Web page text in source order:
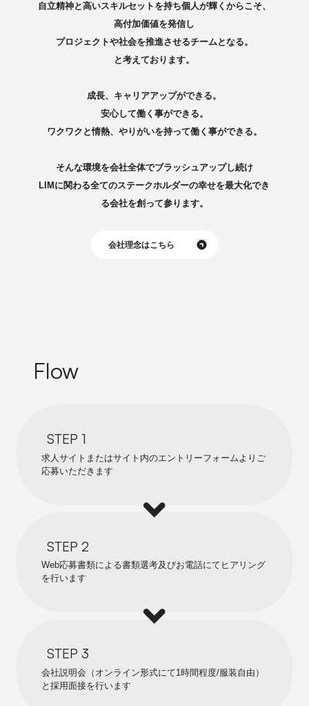
自立精神と高いスキルセットを持ち個人が輝くからこそ、
高付加価値を発信し
プロジェクトや社会を推進させるチームとなる。
と考えております。
成長、キャリアアップができる。
安心して働く事ができる。
ワクワクと情熱、やりがいを持って働く事ができる。
そんな環境を会社全体でブラッシュアップし続け
LIMに関わる全てのステークホルダーの幸せを最大化でき
る会社を創って参ります。
会社理念はこちら
Flow
STEP 1
求人サイトまたはサイト内のエントリーフォームよりご
応募いただきます
STEP 2
Web応募書類による書類選考及びお電話にてヒアリング
を行います
STEP 3
会社説明会（オンライン形式にて1時間程度/服装自由）
と採用面接を行います